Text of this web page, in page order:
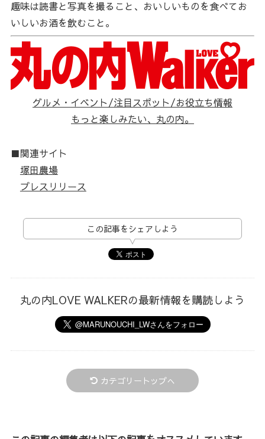
趣味は読書と写真を撮ること、おいしいものを食べてお
いしいお酒を飲むこと。
グルメ・イベント/注目スポット/お役立ち情報
もっと楽しみたい、丸の内。
■関連サイト
塚田農場
プレスリリース
この記事をシェアしよう
丸の内LOVE WALKERの最新情報を購読しよう
カテゴリートップへ